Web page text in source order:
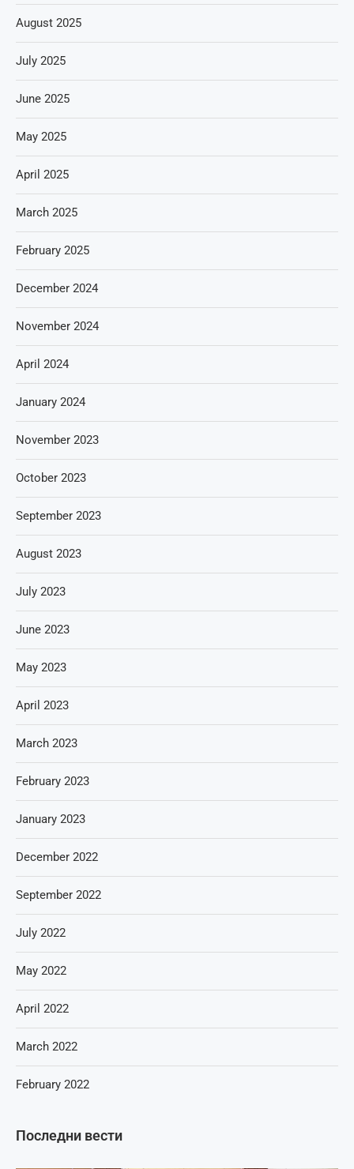
Последни вести
August 2025
July 2025
June 2025
May 2025
April 2025
March 2025
February 2025
December 2024
November 2024
April 2024
January 2024
November 2023
October 2023
September 2023
August 2023
July 2023
June 2023
May 2023
April 2023
March 2023
February 2023
January 2023
December 2022
September 2022
July 2022
May 2022
April 2022
March 2022
February 2022